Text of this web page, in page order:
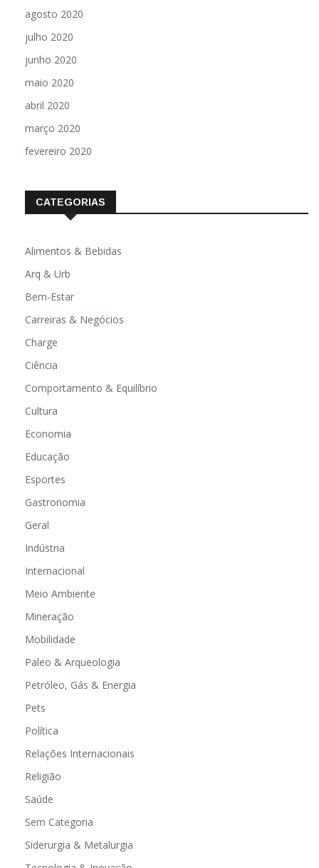
agosto 2020
julho 2020
junho 2020
maio 2020
abril 2020
março 2020
fevereiro 2020
CATEGORIAS
Alimentos & Bebidas
Arq & Urb
Bem-Estar
Carreiras & Negócios
Charge
Ciência
Comportamento & Equilíbrio
Cultura
Economia
Educação
Esportes
Gastronomia
Geral
Indústria
Internacional
Meio Ambiente
Mineração
Mobilidade
Paleo & Arqueologia
Petróleo, Gás & Energia
Pets
Política
Relações Internacionais
Religião
Saúde
Sem Categoria
Siderurgia & Metalurgia